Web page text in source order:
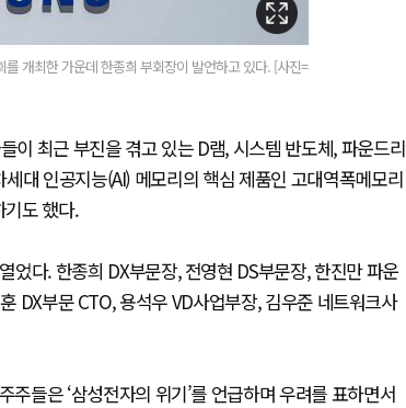
개최한 가운데 한종희 부회장이 발언하고 있다. [사진=
이 최근 부진을 겪고 있는 D램, 시스템 반도체, 파운드리
대 인공지능(AI) 메모리의 핵심 제품인 고대역폭메모리
도 했다.
다. 한종희 DX부문장, 전영현 DS부문장, 한진만 파운
DX부문 CTO, 용석우 VD사업부장, 김우준 네트워크사
들은 ‘삼성전자의 위기’를 언급하며 우려를 표하면서